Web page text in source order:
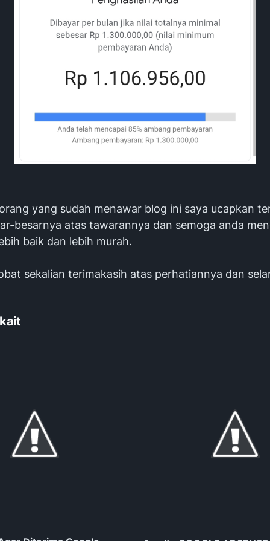
yang sudah menawar blog ini saya ucapkan
besarnya atas tawarannya dan semoga anda
baik dan lebih murah.
sekalian terimakasih atas perhatiannya dan